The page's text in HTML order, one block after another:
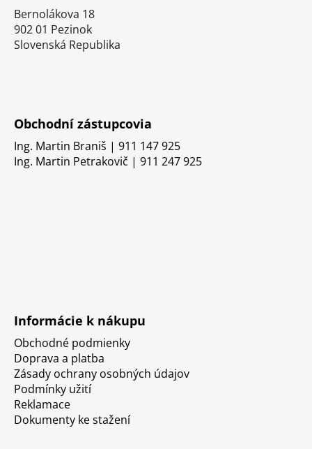
Bernolákova 18
902 01 Pezinok
Slovenská Republika
Obchodní zástupcovia
Ing. Martin Braniš | 911 147 925
Ing. Martin Petrakovič | 911 247 925
Informácie k nákupu
Obchodné podmienky
Doprava a platba
Zásady ochrany osobných údajov
Podmínky užití
Reklamace
Dokumenty ke stažení